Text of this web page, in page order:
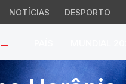
NOTÍCIAS DESPORTO